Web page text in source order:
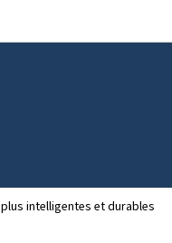
intelligentes et durables